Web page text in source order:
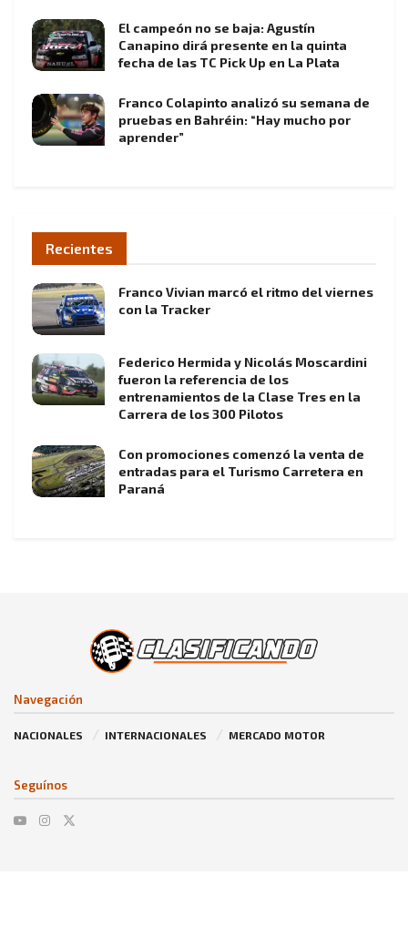
El campeón no se baja: Agustín
Canapino dirá presente en la quinta
fecha de las TC Pick Up en La Plata
Franco Colapinto analizó su semana de
pruebas en Bahréin: “Hay mucho por
aprender”
Recientes
Franco Vivian marcó el ritmo del viernes
con la Tracker
Federico Hermida y Nicolás Moscardini
fueron la referencia de los
entrenamientos de la Clase Tres en la
Carrera de los 300 Pilotos
Con promociones comenzó la venta de
entradas para el Turismo Carretera en
Paraná
Navegación
NACIONALES INTERNACIONALES MERCADO MOTOR
Seguínos